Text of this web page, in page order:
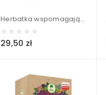
Herbatka wspomagająca pracę WĄTROBY BIO - Dary Natury 200 g
29,50 zł